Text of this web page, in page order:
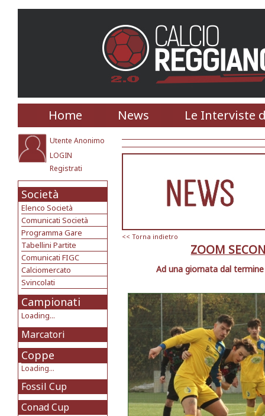
Home News Le Interviste
Utente Anonimo
LOGIN
Registrati
Società
Elenco Società
Comunicati Società
Programma Gare
Tabellini Partite
Comunicati FIGC
Calciomercato
Svincolati
Campionati
Loading...
Marcatori
Coppe
Loading...
Fossil Cup
Conad Cup
<< Torna indietro
ZOOM
Ad una giornata dal